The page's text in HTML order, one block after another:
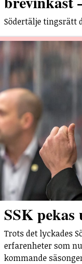
Södertälje tingsrätt
SSK
Trots det lyckades
erfarenheter som
kommande